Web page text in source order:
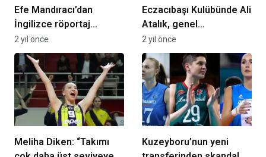
Efe Mandıracı’dan
İngilizce röportaj
açıklaması: Her şey bir
anda gelişti
2 yıl önce
Eczacıbaşı Kulübünde Ali
Atalık, genel
koordinatör olarak
atandı
2 yıl önce
Meliha Diken: “Takımı
Kuzeyboru’nun yeni